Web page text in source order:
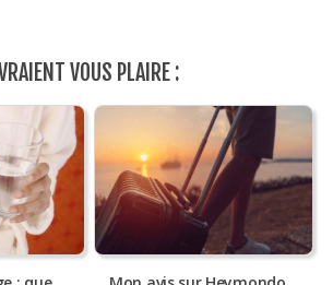
VOUS PLAIRE :